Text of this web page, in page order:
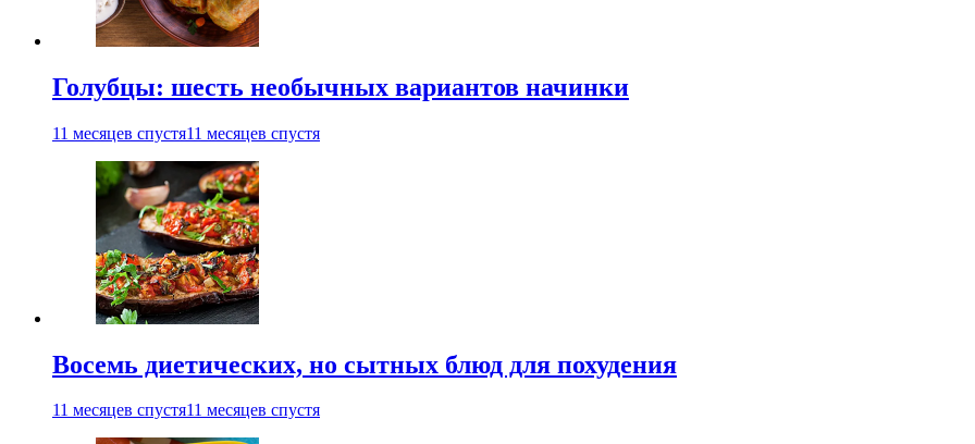
Голубцы: шесть необычных вариантов начинки
11 месяцев спустя11 месяцев спустя
Восемь диетических, но сытных блюд для похудения
11 месяцев спустя11 месяцев спустя